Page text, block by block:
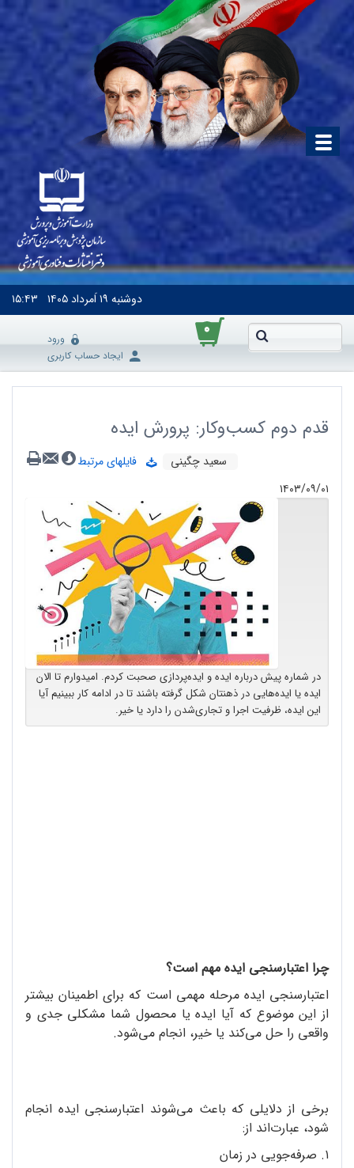
دوشنبه ۱۹ اَمرداد ۱۴۰۵ ۱۵:۴۳
۰
ورود
ایجاد حساب کاربری
قدم دوم کسب‌وکار: پرورش ایده
سعید چگینی
فایلهای مرتبط
۱۴۰۳/۰۹/۰۱
در شماره پیش درباره ایده و ایده‌پردازی صحبت کردم. امیدوارم تا الان
ایده یا ایده‌هایی در ذهنتان شکل گرفته باشند تا در ادامه کار ببینیم آیا
این ایده، ظرفیت اجرا و تجاری‌شدن را دارد یا خیر.
چرا اعتبارسنجی ایده مهم است؟
اعتبارسنجی ایده مرحله مهمی است که برای اطمینان بیشتر
از این موضوع که آیا ایده یا محصول شما مشکلی جدی و
واقعی را حل می‌کند یا خیر، انجام می‌شود.
برخی از دلایلی که باعث می‌شوند اعتبارسنجی ایده انجام
شود، عبارت‌اند از:
۱. صرفه‌جویی در زمان